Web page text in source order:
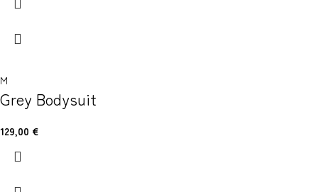
M
Grey Bodysuit
129,00 €